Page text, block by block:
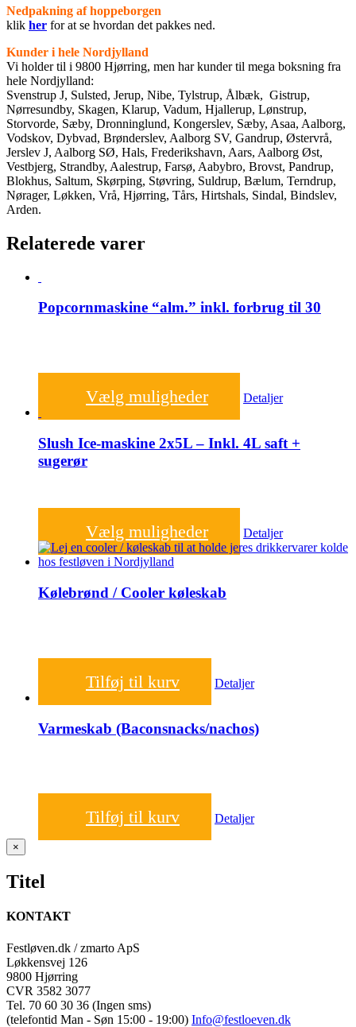
Nedpakning af hoppeborgen
klik her for at se hvordan det pakkes ned.
Kunder i hele Nordjylland
Vi holder til i 9800 Hjørring, men har kunder til mega boksning fra
hele Nordjylland:
Svenstrup J, Sulsted, Jerup, Nibe, Tylstrup, Ålbæk, Gistrup,
Nørresundby, Skagen, Klarup, Vadum, Hjallerup, Lønstrup,
Storvorde, Sæby, Dronninglund, Kongerslev, Sæby, Asaa, Aalborg,
Vodskov, Dybvad, Brønderslev, Aalborg SV, Gandrup, Østervrå,
Jerslev J, Aalborg SØ, Hals, Frederikshavn, Aars, Aalborg Øst,
Vestbjerg, Strandby, Aalestrup, Farsø, Aabybro, Brovst, Pandrup,
Blokhus, Saltum, Skørping, Støvring, Suldrup, Bælum, Terndrup,
Nørager, Løkken, Vrå, Hjørring, Tårs, Hirtshals, Sindal, Bindslev,
Arden.
Relaterede varer
Popcornmaskine “alm.” inkl. forbrug til 30
Vælg muligheder Detaljer
Slush Ice-maskine 2x5L – Inkl. 4L saft +
sugerør
Vælg muligheder Detaljer
Kølebrønd / Cooler køleskab
Tilføj til kurv Detaljer
Varmeskab (Baconsnacks/nachos)
Tilføj til kurv Detaljer
Close
product
view
×
Titel
KONTAKT
Festløven.dk / zmarto ApS
Løkkensvej 126
9800 Hjørring
CVR 3582 3077
Tel. 70 60 30 36 (Ingen sms)
(telefontid Man - Søn 15:00 - 19:00) Info@festloeven.dk